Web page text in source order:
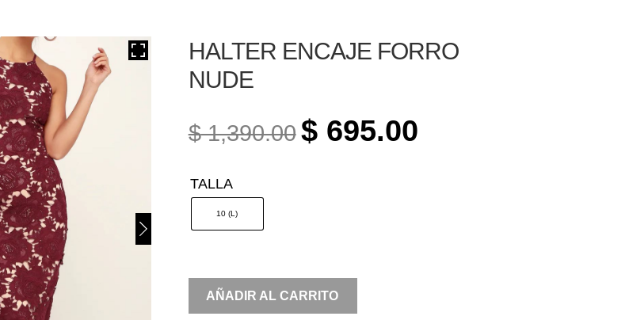
HALTER ENCAJE FORRO
NUDE
$1,390.00 ORIGINAL
PRICE
$695.00
TALLA
10 (L)
HALTER
ENCAJE
AÑADIR AL CARRITO